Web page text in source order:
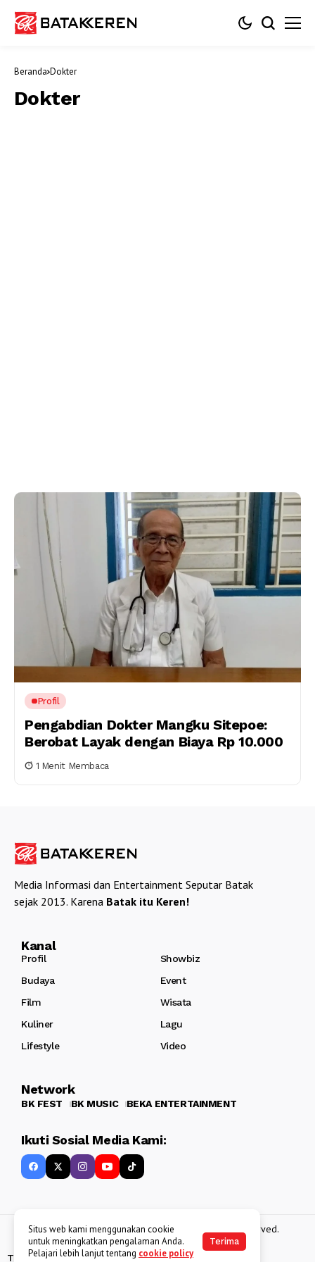
Beranda Dokter
Dokter
Profil
Pengabdian Dokter Mangku Sitepoe:
Berobat Layak dengan Biaya Rp 10.000
1 Menit Membaca
Media Informasi dan Entertainment Seputar Batak
sejak 2013. Karena Batak itu Keren!
Kanal
Profil
Showbiz
Budaya
Event
Film
Wisata
Kuliner
Lagu
Lifestyle
Video
Network
BK FEST BK MUSIC BEKA ENTERTAINMENT
Ikuti Sosial Media Kami:
Copyright 2013 - 2025BATAKKEREN . All rights reserved.
Tentang Kami Kebijakan Data Pribadi Disclaimer
Situs web kami menggunakan cookie
untuk meningkatkan pengalaman Anda.
Pelajari lebih lanjut tentang cookie policy
Terima